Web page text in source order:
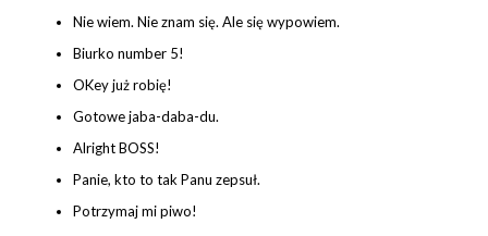
Nie wiem. Nie znam się. Ale się wypowiem.
Biurko number 5!
OKey już robię!
Gotowe jaba-daba-du.
Alright BOSS!
Panie, kto to tak Panu zepsuł.
Potrzymaj mi piwo!